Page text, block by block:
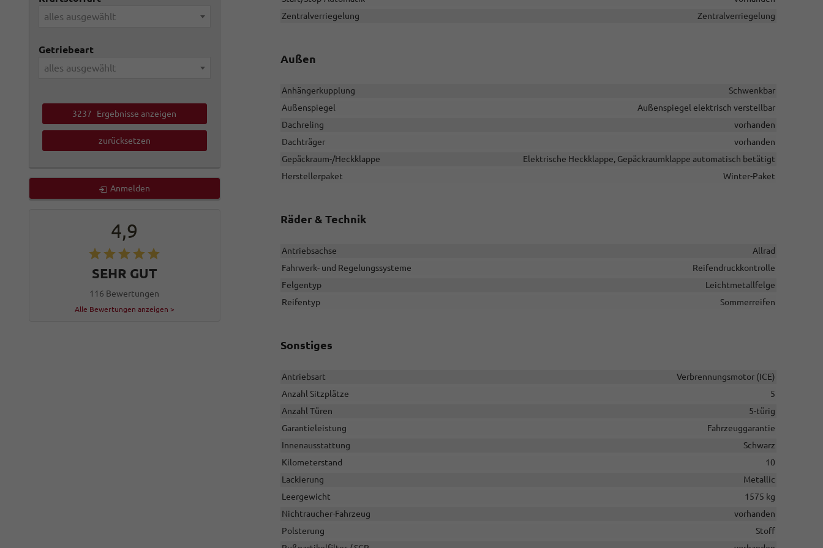
Zentralverriegelung
Zentralverriegelung
Außen
Anhängerkupplung
Schwenkbar
Außenspiegel
Außenspiegel elektrisch verstellbar
Dachreling
vorhanden
Dachträger
vorhanden
Gepäckraum-/Heckklappe
Elektrische Heckklappe, Gepäckraumklappe automatisch betätigt
Herstellerpaket
Winter-Paket
Räder & Technik
Antriebsachse
Allrad
Fahrwerk- und Regelungssysteme
Reifendruckkontrolle
Felgentyp
Leichtmetallfelge
Reifentyp
Sommerreifen
Sonstiges
Antriebsart
Verbrennungsmotor (ICE)
Anzahl Sitzplätze
5
Anzahl Türen
5-türig
Garantieleistung
Fahrzeuggarantie
Innenausstattung
Schwarz
Kilometerstand
10
Lackierung
Metallic
Leergewicht
1575 kg
Nichtraucher-Fahrzeug
vorhanden
Polsterung
Stoff
alles ausgewählt
Getriebeart
alles ausgewählt
3237 Ergebnisse anzeigen
zurücksetzen
Anmelden
4,9
SEHR GUT
116 Bewertungen
Alle Bewertungen anzeigen >